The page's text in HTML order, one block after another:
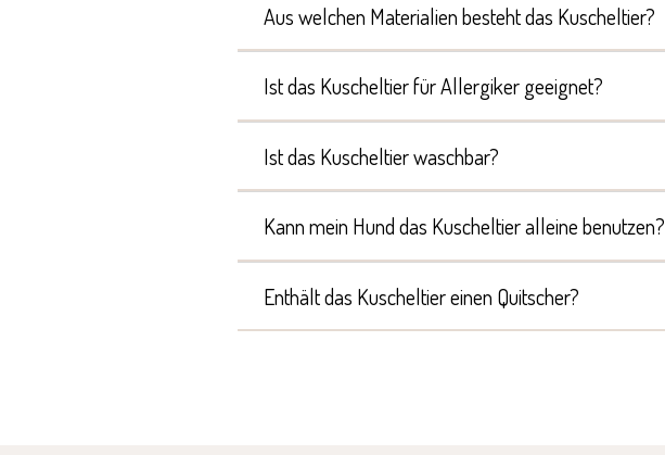
Aus welchen Materialien besteht das Kuscheltier?
Ist das Kuscheltier für Allergiker geeignet?
Ist das Kuscheltier waschbar?
Kann mein Hund das Kuscheltier alleine benutzen?
Enthält das Kuscheltier einen Quitscher?